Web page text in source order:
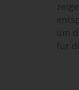
um
für